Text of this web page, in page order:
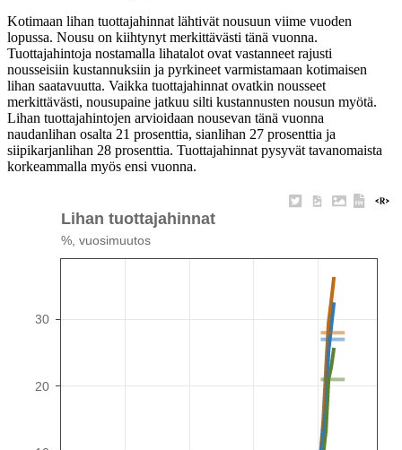
Kotimaan lihan tuottajahinnat lähtivät nousuun viime vuoden
lopussa. Nousu on kiihtynyt merkittävästi tänä vuonna.
Tuottajahintoja nostamalla lihatalot ovat vastanneet rajusti
nousseisiin kustannuksiin ja pyrkineet varmistamaan kotimaisen
lihan saatavuutta. Vaikka tuottajahinnat ovatkin nousseet
merkittävästi, nousupaine jatkuu silti kustannusten nousun myötä.
Lihan tuottajahintojen arvioidaan nousevan tänä vuonna
naudanlihan osalta 21 prosenttia, sianlihan 27 prosenttia ja
siipikarjanlihan 28 prosenttia. Tuottajahinnat pysyvät tavanomaista
korkeammalla myös ensi vuonna.